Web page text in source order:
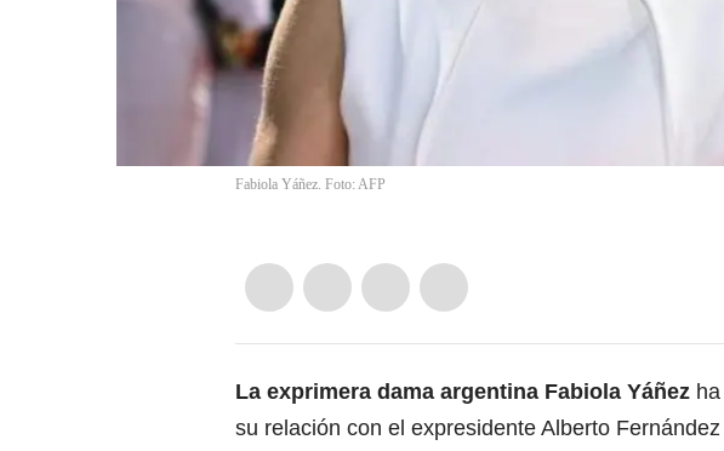
Fabiola Yáñez. Foto: AFP
La exprimera dama argentina Fabiola Yáñez
su relación con el expresidente Alberto